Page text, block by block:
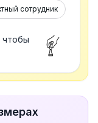
сотрудник
чтобы